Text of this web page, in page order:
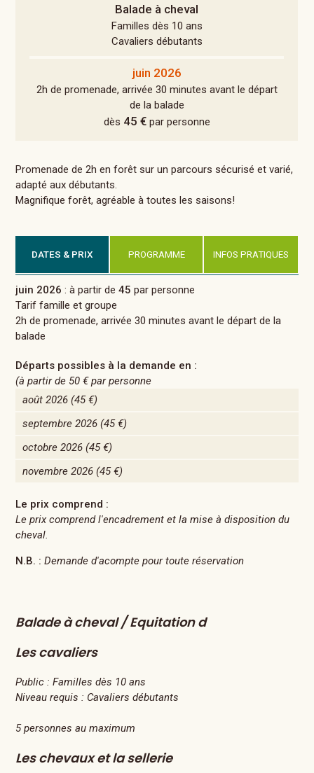
Balade à cheval
Familles dès 10 ans
Cavaliers débutants
juin 2026
2h de promenade, arrivée 30 minutes avant le départ
de la balade
dès 45 €par personne
Promenade de 2h en forêt sur un parcours sécurisé et varié,
adapté aux débutants.
Magnifique forêt, agréable à toutes les saisons!
DATES & PRIX PROGRAMME INFOS PRATIQUES
juin 2026 : à partir de45 par personne
Tarif famille et groupe
2h de promenade, arrivée 30 minutes avant le départ de la
balade
Départs possibles à la demande en :
(à partir de 50 €par personne
août 2026 (45 €)
septembre 2026 (45 €)
octobre 2026 (45 €)
novembre 2026 (45 €)
Le prix comprend :
Le prix comprend l'encadrement et la mise à disposition du
cheval.
N.B. : Demande d'acompte pour toute réservation
Balade à cheval / Equitation d
Les cavaliers
Public : Familles dès 10 ans
Niveau requis : Cavaliers débutants
5 personnes au maximum
Les chevaux et la sellerie